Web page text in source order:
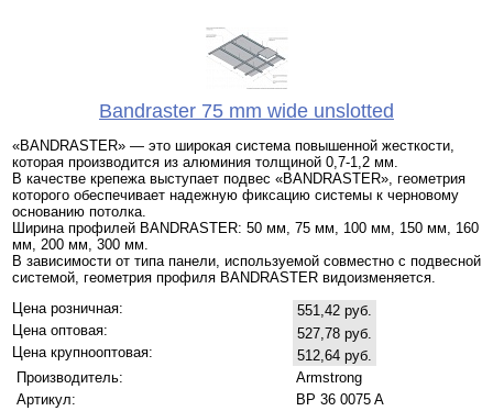
Bandraster 75 mm wide unslotted
«BANDRASTER» — это широкая система повышенной жесткости,
которая производится из алюминия толщиной 0,7-1,2 мм.
В качестве крепежа выступает подвес «BANDRASTER», геометрия
которого обеспечивает надежную фиксацию системы к черновому
основанию потолка.
Ширина профилей BANDRASTER: 50 мм, 75 мм, 100 мм, 150 мм, 160
мм, 200 мм, 300 мм.
В зависимости от типа панели, используемой совместно с подвесной
системой, геометрия профиля BANDRASTER видоизменяется.
Цена розничная:
551,42 руб.
Цена оптовая:
527,78 руб.
Цена крупнооптовая:
512,64 руб.
Производитель:
Armstrong
Артикул:
BP 36 0075 A